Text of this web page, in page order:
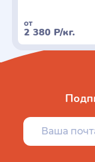
от
2 380 Р/кг.